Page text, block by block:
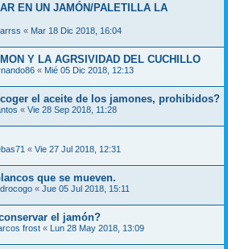
EN UN JAMÓN/PALETILLA LA
« Mar 18 Dic 2018, 16:04
Y LA AGRSIVIDAD DEL CUCHILLO
« Mié 05 Dic 2018, 12:13
el aceite de los jamones, prohibidos?
« Vie 28 Sep 2018, 11:28
« Vie 27 Jul 2018, 12:31
que se mueven.
« Jue 05 Jul 2018, 15:11
el jamón?
frost « Lun 28 May 2018, 13:09